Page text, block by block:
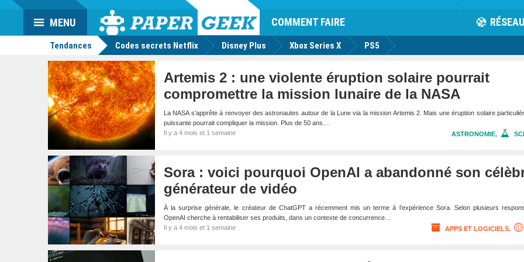
Actu
geek
COMMENT FAIRE RÉSEAU
MENU
Tendances Codes secrets Netflix Disney Plus Xbox Series X PS5
Artemis 2 : une violente éruption solaire pourrait
compromettre la mission lunaire de la NASA
La NASA s’apprête à renvoyer des astronautes autour de la Lune via la mission Artemis 2. Mais une éruption solaire
puissante pourrait compliquer la mission. Plus de 50 ans…
Il y a 4 mois et 1 semaine
ASTRONOMIE,
Sora : voici pourquoi OpenAI a abandonné son
générateur de vidéo
À la surprise générale, le créateur de ChatGPT a récemment mis un terme à l’expérience Sora. Selon plusieurs
OpenAI cherche à rentabiliser ses produits, dans un contexte de concurrence…
Il y a 4 mois et 1 semaine
APPS ET LOGICIELS,
Dark
Mode